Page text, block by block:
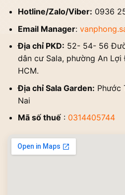
Hotline/Zalo/Viber: 0936
Email Manager:
Địa chỉ PKD: 52- 54- 56
dân cư Sala, phường An
HCM.
Địa chỉ Sala Garden: Phước
Nai
Mã số thuế: 0314405744